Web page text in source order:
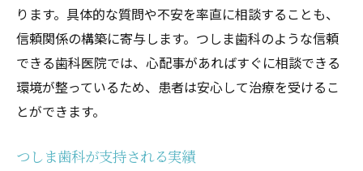
ります。具体的な質問や不安を率直に相談することも、
信頼関係の構築に寄与します。つしま歯科のような信頼
できる歯科医院では、心配事があればすぐに相談できる
環境が整っているため、患者は安心して治療を受けるこ
とができます。
つしま歯科が支持される実績